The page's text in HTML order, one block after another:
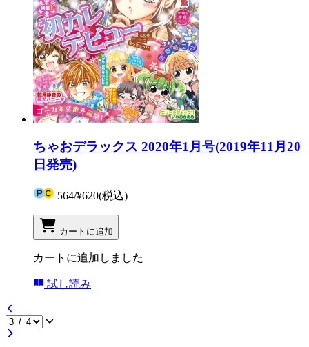
ちゃおデラックス 2020年1月号(2019年11月20
日発売)
564/¥620(税込)
カートに追加
カートに追加しました
試し読み